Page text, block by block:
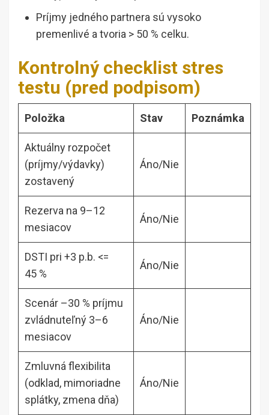
Príjmy jedného partnera sú vysoko
premenlivé a tvoria > 50 % celku.
Kontrolný checklist stres
testu (pred podpisom)
Položka Stav Poznámka
Aktuálny rozpočet
(príjmy/výdavky)
zostavený
Áno/Nie
Rezerva na 9–12
mesiacov
Áno/Nie
DSTI pri +3 p.b. <=
45 %
Áno/Nie
Scenár –30 % príjmu
zvládnuteľný 3–6
mesiacov
Áno/Nie
Zmluvná flexibilita
(odklad, mimoriadne
splátky, zmena dňa)
Áno/Nie